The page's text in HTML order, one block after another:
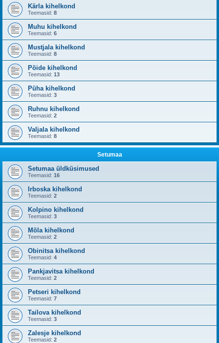
Kärla kihelkond
Teemasid: 8
Muhu kihelkond
Teemasid: 6
Mustjala kihelkond
Teemasid: 8
Pöide kihelkond
Teemasid: 13
Püha kihelkond
Teemasid: 3
Ruhnu kihelkond
Teemasid: 2
Valjala kihelkond
Teemasid: 8
Setumaa
Setumaa üldküsimused
Teemasid: 16
Irboska kihelkond
Teemasid: 2
Kolpino kihelkond
Teemasid: 3
Mõla kihelkond
Teemasid: 2
Obinitsa kihelkond
Teemasid: 4
Pankjavitsa kihelkond
Teemasid: 2
Petseri kihelkond
Teemasid: 7
Tailova kihelkond
Teemasid: 3
Zalesje kihelkond
Teemasid: 2